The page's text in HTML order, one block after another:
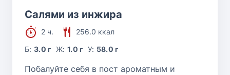
Салями из инжира
2 ч.
256.0 ккал
Б:3.0 г Ж: 1.0 г У: 58.0 г
Побалуйте себя в пост ароматным и